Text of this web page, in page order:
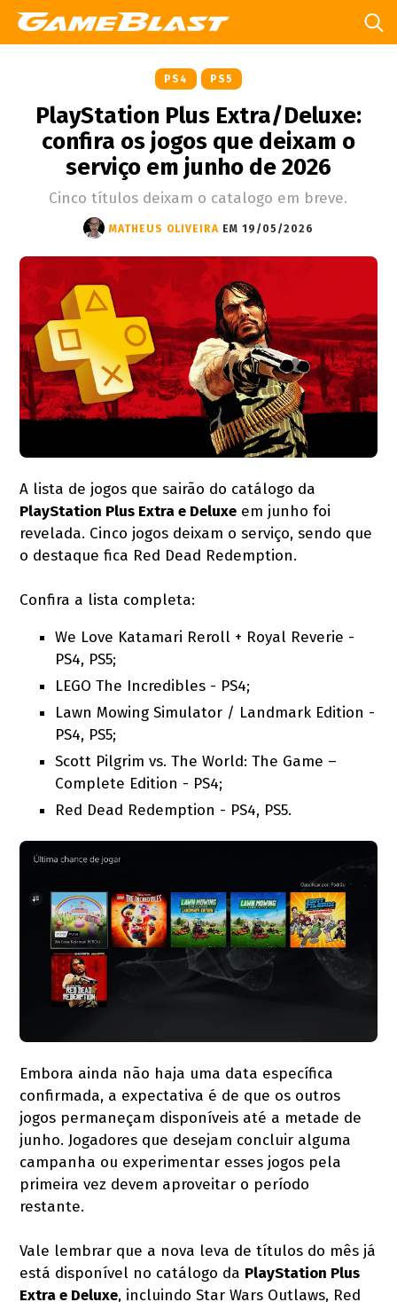
PS4 PS5
PlayStation Plus Extra/Deluxe:
confira os jogos que deixam o
serviço em junho de 2026
Cinco títulos deixam o catalogo em breve.
MATHEUS OLIVEIRA EM 19/05/2026
A lista de jogos que sairão do catálogo da
PlayStation Plus Extra e Deluxe em junho foi
revelada. Cinco jogos deixam o serviço, sendo que
o destaque fica Red Dead Redemption.
Confira a lista completa:
We Love Katamari Reroll + Royal Reverie -
PS4, PS5;
LEGO The Incredibles - PS4;
Lawn Mowing Simulator / Landmark Edition -
PS4, PS5;
Scott Pilgrim vs. The World: The Game –
Complete Edition - PS4;
Red Dead Redemption - PS4, PS5.
Embora ainda não haja uma data específica
confirmada, a expectativa é de que os outros
jogos permaneçam disponíveis até a metade de
junho. Jogadores que desejam concluir alguma
campanha ou experimentar esses jogos pela
primeira vez devem aproveitar o período
restante.
Vale lembrar que a nova leva de títulos do mês já
está disponível no catálogo da PlayStation Plus
Extra e Deluxe, incluindo Star Wars Outlaws, Red